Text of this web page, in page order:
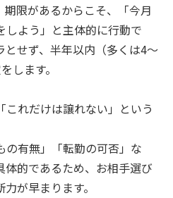
限があるからこそ、「今月
しよう」と主体的に行動で
とせず、半年以内（多くは4～
します。
これだけは譲れない」という
の有無」「転勤の可否」な
体的であるため、お相手選び
が早まります。